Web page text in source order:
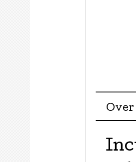
Skip
Over